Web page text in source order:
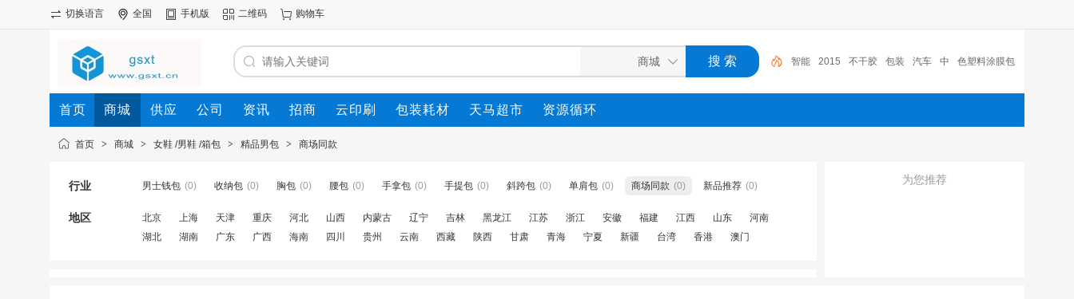
切换语言 全国 手机版 二维码 购物车
智能 2015 不干胶 包装 汽车 中 色塑料涂膜包
装条 深圳市 广东 布料
首页 商城 供应 公司 资讯 招商 云印刷 包装耗材 天马超市 资源循环
首页 > 商城 > 女鞋 /男鞋 /箱包 > 精品男包 > 商场同款
行业 男士钱包 (0) 收纳包 (0) 胸包 (0) 腰包 (0) 手拿包 (0) 手提包 (0) 斜跨包 (0) 单肩包 (0) 商场同款 (0) 新品推荐 (0)
地区 北京 上海 天津 重庆 河北 山西 内蒙古 辽宁 吉林 黑龙江 江苏 浙江 安徽 福建 江西 山东
河南
湖北
湖南 广东 广西 海南 四川 贵州 云南 西藏 陕西 甘肃 青海 宁夏 新疆 台湾 香港 澳门
为您推荐